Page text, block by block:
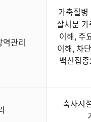
관리
가축질
살처분
이해, 주
이해, 차
백신접
축사시